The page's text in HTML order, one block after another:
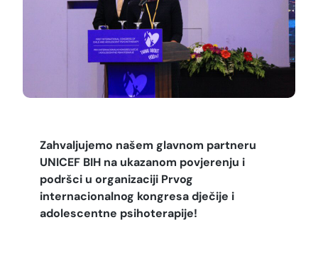
Zahvaljujemo našem glavnom partneru
UNICEF BIH na ukazanom povjerenju i
podršci u organizaciji Prvog
internacionalnog kongresa dječije i
adolescentne psihoterapije!